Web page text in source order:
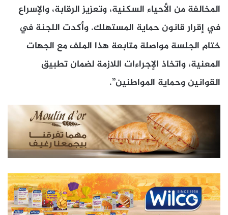
المخالفة من الأحياء السكنية، وتعزيز الرقابة، والإسراع
في إقرار قانون حماية المستهلك. وأكدت اللجنة في
ختام الجلسة مواصلة متابعة هذا الملف مع الجهات
المعنية، واتخاذ الإجراءات اللازمة لضمان تطبيق
القوانين وحماية المواطنين”.